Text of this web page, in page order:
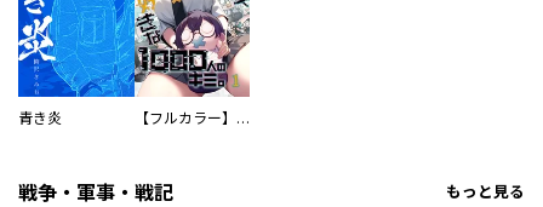
青き炎 【フルカラー】さよなら、私の大好きな１０００人のキミ。
戦争・軍事・戦記 もっと見る